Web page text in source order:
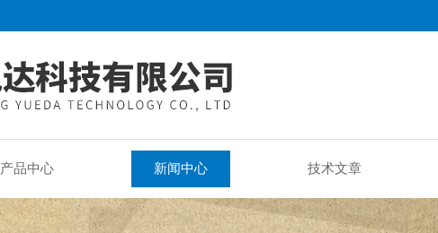
产品中心 新闻中心 技术文章